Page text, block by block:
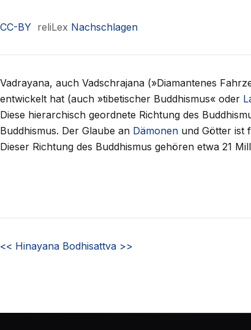
CC-BY reliLex Nachschlagen
Vadrayana, auch Vadschrajana (»Diamantenes
entwickelt hat (auch »tibetischer Buddhismus« oder
Diese hierarchisch geordnete Richtung des
Buddhismus. Der Glaube an Dämonen und Götter ist
Dieser Richtung des Buddhismus gehören etwa 21
<< Hinayana Bodhisattva >>